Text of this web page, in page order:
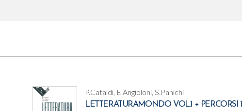
P.Cataldi, E.Angioloni, S.Panichi
LETTERATURAMONDO VOL.1 + PERCORSI